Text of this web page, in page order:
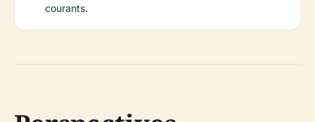
courants.